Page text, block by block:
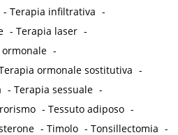
-Terapia infiltrativa -
-Terapia laser -
-
ormonale sostitutiva -
-Terapia sessuale -
-Tessuto adiposo -
-Timolo -Tonsillectomia -